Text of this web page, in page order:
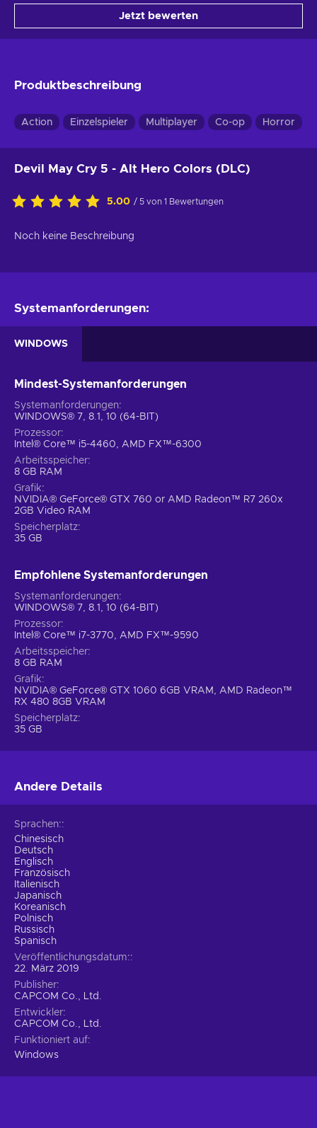
Jetzt bewerten
Produktbeschreibung
Action Einzelspieler Multiplayer Co-op Horror
Devil May Cry 5 - Alt Hero Colors (DLC)
5.00 / 5 von 1 Bewertungen
Noch keine Beschreibung
Systemanforderungen:
WINDOWS
Mindest-Systemanforderungen
Systemanforderungen
WINDOWS® 7, 8.1, 10 (64-BIT)
Prozessor
Intel® Core™ i5-4460, AMD FX™-6300
Arbeitsspeicher
8 GB RAM
Grafik
NVIDIA® GeForce® GTX 760 or AMD Radeon™ R7 260x
2GB Video RAM
Speicherplatz
35 GB
Empfohlene Systemanforderungen
Systemanforderungen
WINDOWS® 7, 8.1, 10 (64-BIT)
Prozessor
Intel® Core™ i7-3770, AMD FX™-9590
Arbeitsspeicher
8 GB RAM
Grafik
NVIDIA® GeForce® GTX 1060 6GB VRAM, AMD Radeon™
RX 480 8GB VRAM
Speicherplatz
35 GB
Andere Details
Sprachen:
Chinesisch
Deutsch
Englisch
Französisch
Italienisch
Japanisch
Koreanisch
Polnisch
Russisch
Spanisch
Veröffentlichungsdatum:
22. März 2019
Publisher
CAPCOM Co., Ltd.
Entwickler
CAPCOM Co., Ltd.
Funktioniert auf
Windows